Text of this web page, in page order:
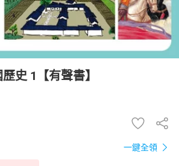
史 1【有聲書】
一鍵全領